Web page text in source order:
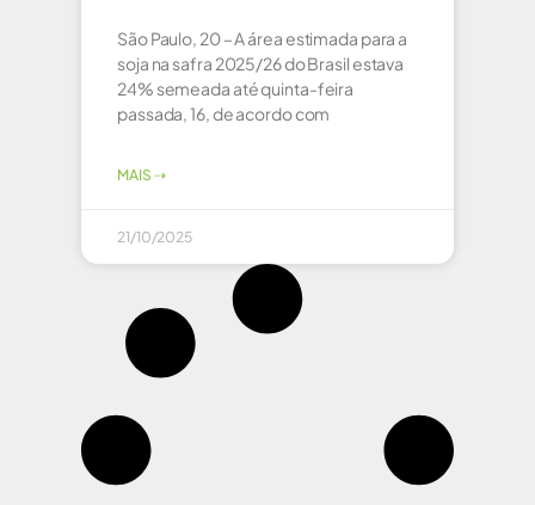
São Paulo, 20 – A área estimada para a
soja na safra 2025/26 do Brasil estava
24% semeada até quinta-feira
passada, 16, de acordo com
MAIS ⇢
21/10/2025